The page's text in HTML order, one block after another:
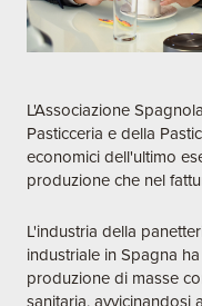
L'Associazione
Pasticceria e della
economici dell'ultimo
produzione che nel
L'industria della
industriale in Spagna
produzione di masse
sanitaria,